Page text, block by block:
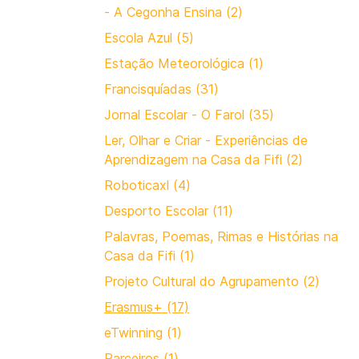
- A Cegonha Ensina (2)
Escola Azul (5)
Estação Meteorológica (1)
Francisquíadas (31)
Jornal Escolar - O Farol (35)
Ler, Olhar e Criar - Experiências de
Aprendizagem na Casa da Fifi (2)
Roboticaxl (4)
Desporto Escolar (11)
Palavras, Poemas, Rimas e Histórias na
Casa da Fifi (1)
Projeto Cultural do Agrupamento (2)
Erasmus+ (17)
eTwinning (1)